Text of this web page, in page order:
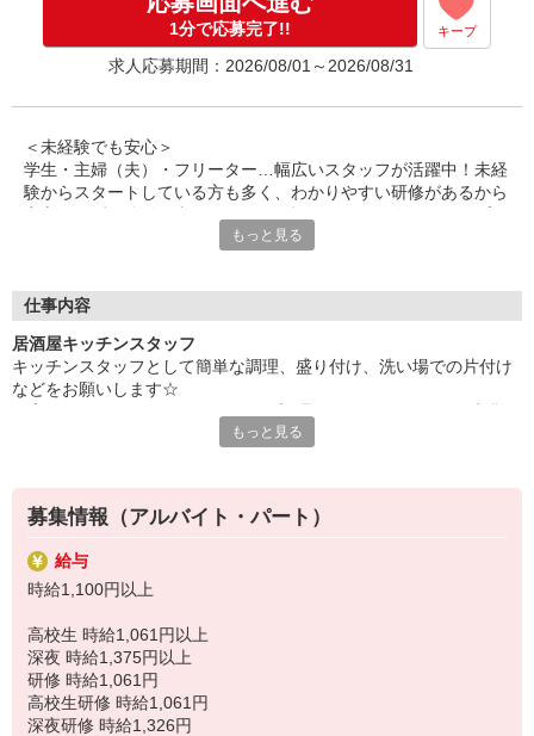
※交通費規定支給1分で応募完了!! キープ
求人応募期間：2026/08/01～2026/08/31
＜未経験でも安心＞
学生・主婦（夫）・フリーター…幅広いスタッフが活躍中！未経
験からスタートしている方も多く、わかりやすい研修があるから
進んでいけばOK。あなたのペースで、無理なく楽しくアルバイ
もっと見る
仕事内容
居酒屋キッチンスタッフ
キッチンスタッフとして簡単な調理、盛り付け、洗い場での片付け
などをお願いします☆
丁寧に教えてくれるので、料理が上手くなりたい人にピッタリ◎
＜三代目 鳥メロ＞
秘伝のぷるぷるダレの焼鳥や、清流若鶏のモモ一本焼きなど、こだ
わりの鳥料理やお酒をリーズナブルに楽しめるお店です。
スペースがあり、デート・ファミリー・宴会・女子会など幅広いニ
ーズに対応できます。
もっと見る
募集情報（アルバイト・パート）
給与
時給1,100円以上
高校生 時給1,061円以上
深夜 時給1,375円以上
研修 時給1,061円
高校生研修 時給1,061円
深夜研修 時給1,326円